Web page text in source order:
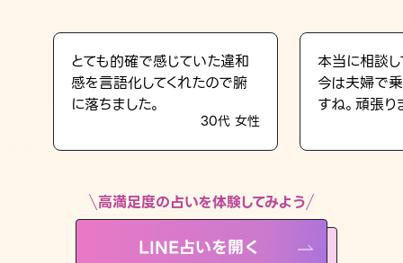
LINE占いを開く
※LINEアプリ内のサービスページへ遷移します
とても的確で感じていた違和
感を言語化してくれたので腑
に落ちました。
30代 女性
本当に相談し
今は夫婦で
すね。頑張り
高満足度の占いを体験してみよう
LINE占いを開く